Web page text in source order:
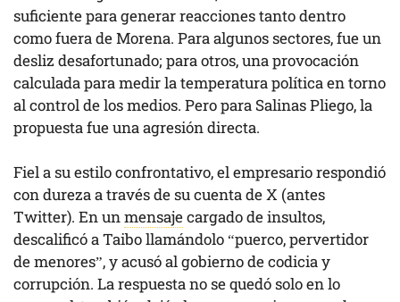
suficiente para generar reacciones tanto dentro
como fuera de Morena. Para algunos sectores, fue un
desliz desafortunado; para otros, una provocación
calculada para medir la temperatura política en torno
al control de los medios. Pero para Salinas Pliego, la
propuesta fue una agresión directa.
Fiel a su estilo confrontativo, el empresario respondió
con dureza a través de su cuenta de X (antes
Twitter). En unmensajecargado de insultos,
descalificó a Taibo llamándolo “puerco, pervertidor
de menores”, y acusó al gobierno de codicia y
corrupción. La respuesta no se quedó solo en lo